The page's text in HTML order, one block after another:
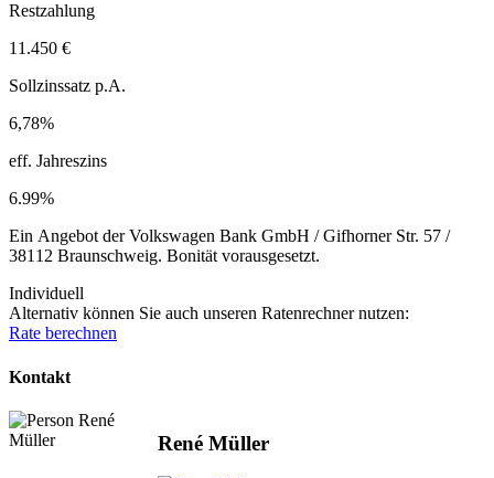
Restzahlung
11.450 €
Sollzinssatz p.A.
6,78%
eff. Jahreszins
6.99%
Ein Angebot der Volkswagen Bank GmbH / Gifhorner Str. 57 /
38112 Braunschweig. Bonität vorausgesetzt.
Individuell
Alternativ können Sie auch unseren Ratenrechner nutzen:
Rate berechnen
Kontakt
René Müller